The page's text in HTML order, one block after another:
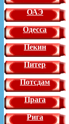
ОАЭ
Одесса
Пекин
Питер
Потсдам
Прага
Рига